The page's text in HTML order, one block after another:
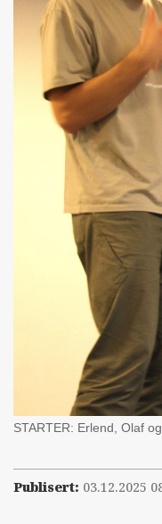
STARTER: Erlend, Olaf
Publisert: 03.12.2025